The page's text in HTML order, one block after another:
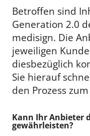
Betroffen sind
Generation 2.0
medisign. Die
jeweiligen
diesbezüglich
Sie hierauf
den Prozess
Kann Ihr Anbieter
gewährleisten?